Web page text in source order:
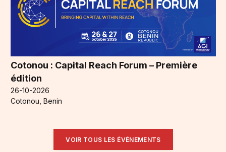
Cotonou : Capital Reach Forum – Première
édition
26-10-2026
Cotonou, Benin
VOIR TOUS LES ÉVÉNEMENTS